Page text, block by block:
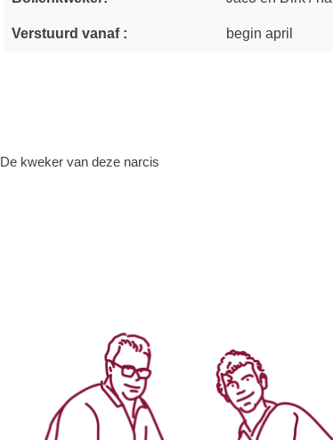
Verstuurd vanaf : begin april
De kweker van deze narcis